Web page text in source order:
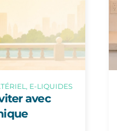
E-LIQUIDES
avec